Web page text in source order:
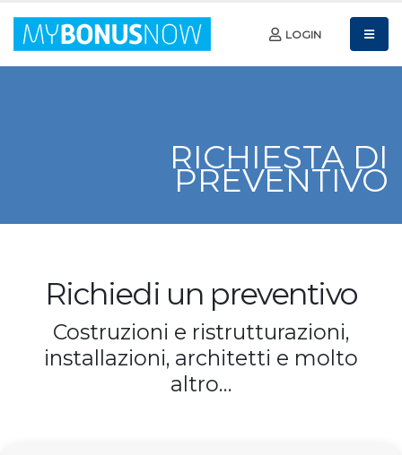
LOGIN
RICHIESTA DI
PREVENTIVO
Richiedi un preventivo
Costruzioni e ristrutturazioni,
installazioni, architetti e molto
altro…